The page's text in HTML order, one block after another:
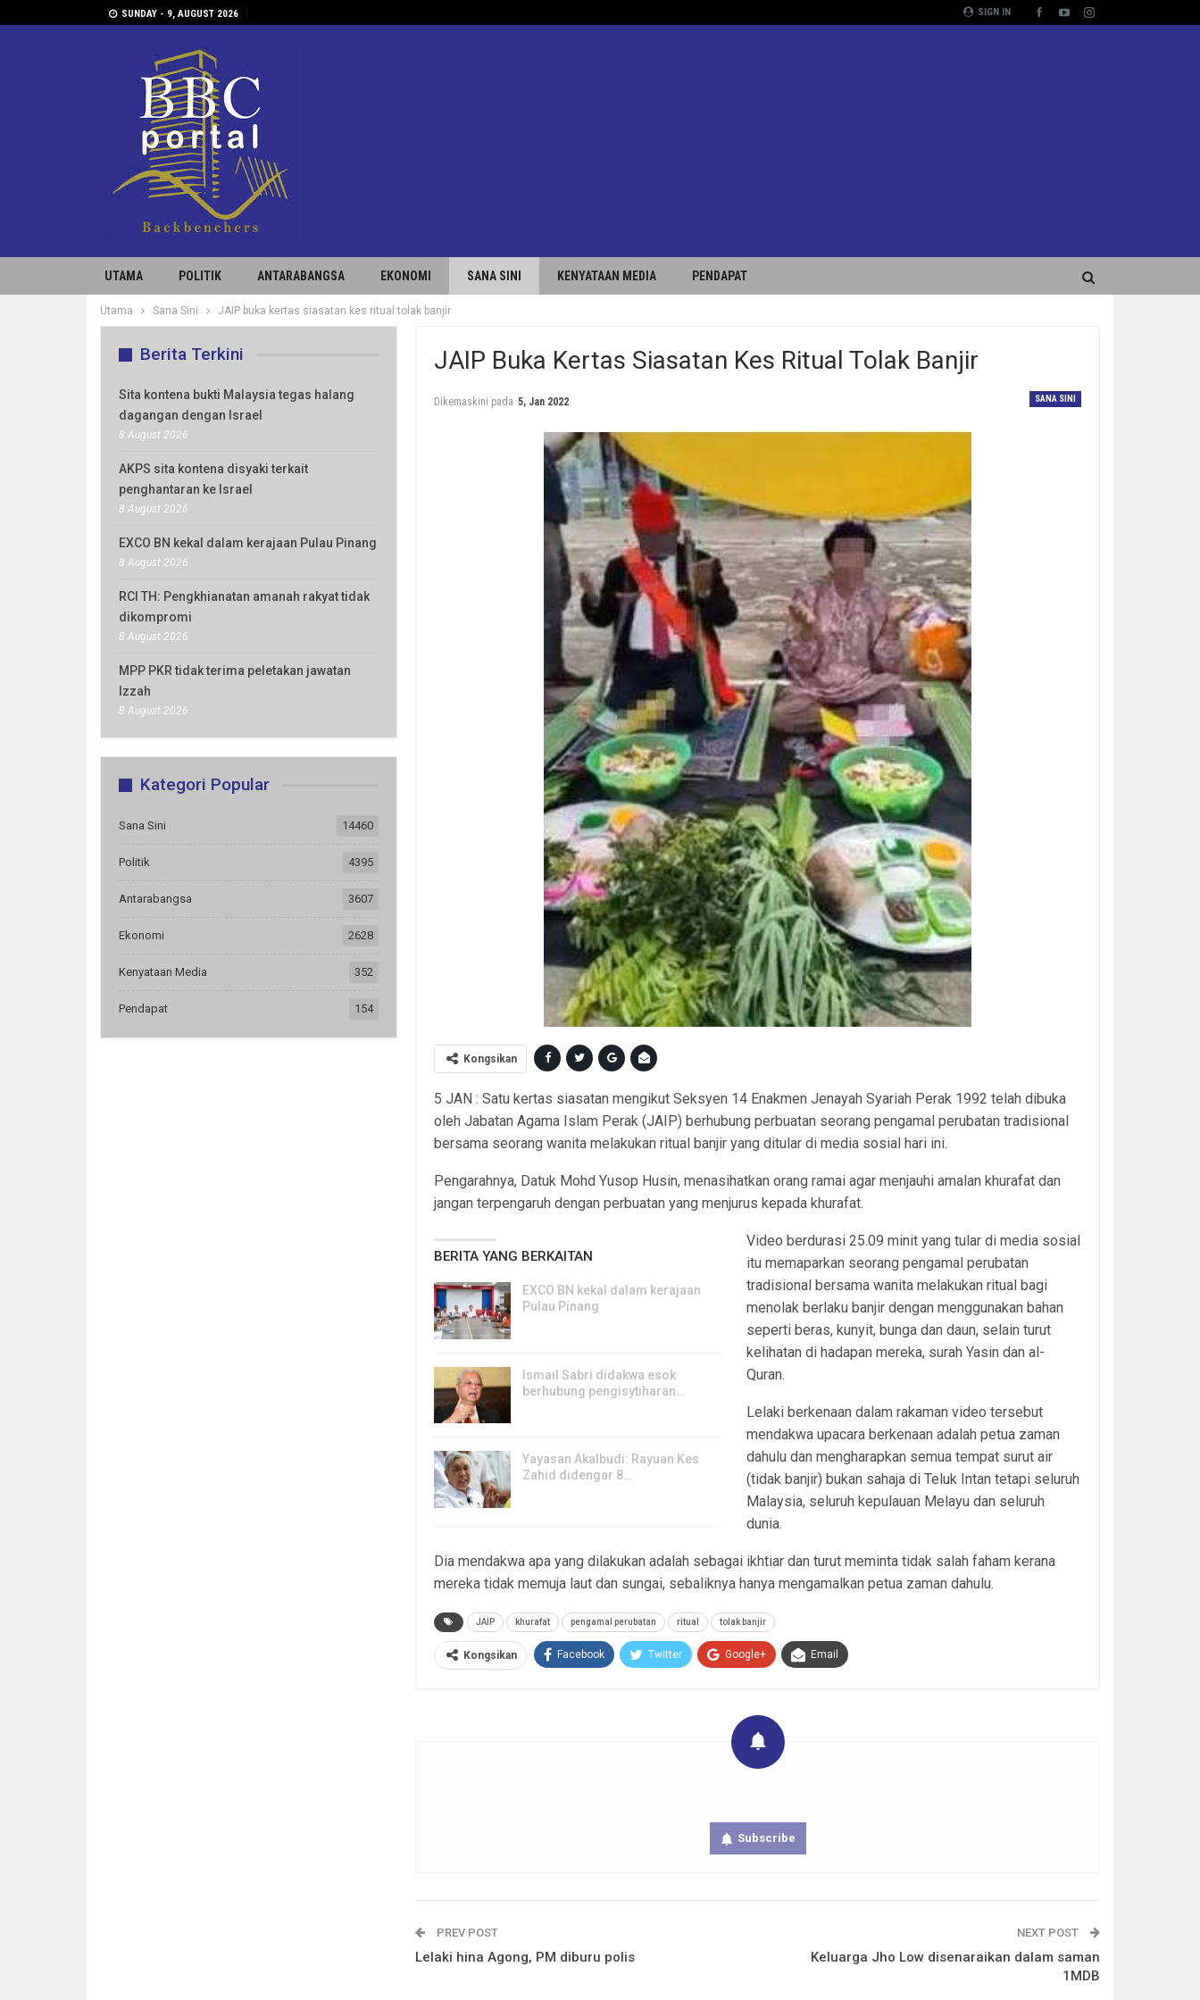
SIGN IN
SUNDAY - 9, AUGUST 2026
UTAMA POLITIK ANTARABANGSA EKONOMI SANA SINI KENYATAAN MEDIA PENDAPAT
Utama Sana Sini JAIP buka kertas siasatan kes ritual tolak banjir
JAIP Buka Kertas Siasatan Kes Ritual Tolak Banjir
SANA SINI
Dikemaskini pada 5, Jan 2022
Kongsikan
5 JAN : Satu kertas siasatan mengikut Seksyen 14 Enakmen Jenayah Syariah Perak 1992 telah dibuka
oleh Jabatan Agama Islam Perak (JAIP) berhubung perbuatan seorang pengamal perubatan tradisional
bersama seorang wanita melakukan ritual banjir yang ditular di media sosial hari ini.
Pengarahnya, Datuk Mohd Yusop Husin, menasihatkan orang ramai agar menjauhi amalan khurafat dan
jangan terpengaruh dengan perbuatan yang menjurus kepada khurafat.
BERITA YANG BERKAITAN
EXCO BN kekal dalam kerajaan
Pulau Pinang
Ismail Sabri didakwa esok
berhubung pengisytiharan…
Yayasan Akalbudi: Rayuan Kes
Zahid didengar 8…
Video berdurasi 25.09 minit yang tular di media sosial
itu memaparkan seorang pengamal perubatan
tradisional bersama wanita melakukan ritual bagi
menolak berlaku banjir dengan menggunakan bahan
seperti beras, kunyit, bunga dan daun, selain turut
kelihatan di hadapan mereka, surah Yasin dan al-
Quran.
Lelaki berkenaan dalam rakaman video tersebut
mendakwa upacara berkenaan adalah petua zaman
dahulu dan mengharapkan semua tempat surut air
(tidak banjir) bukan sahaja di Teluk Intan tetapi seluruh
Malaysia, seluruh kepulauan Melayu dan seluruh
dunia.
Dia mendakwa apa yang dilakukan adalah sebagai ikhtiar dan turut meminta tidak salah faham kerana
mereka tidak memuja laut dan sungai, sebaliknya hanya mengamalkan petua zaman dahulu.
JAIP khurafat pengamal perubatan ritual tolak banjir
Kongsikan Facebook Twitter Google+ Email
Subscribe
PREV POST
Lelaki hina Agong, PM diburu polis
NEXT POST
Keluarga Jho Low disenaraikan dalam saman
1MDB
Berita Terkini
Sita kontena bukti Malaysia tegas halang
dagangan dengan Israel
8 August 2026
AKPS sita kontena disyaki terkait
penghantaran ke Israel
8 August 2026
EXCO BN kekal dalam kerajaan Pulau Pinang
8 August 2026
RCI TH: Pengkhianatan amanah rakyat tidak
dikompromi
8 August 2026
MPP PKR tidak terima peletakan jawatan
Izzah
8 August 2026
Kategori Popular
Sana Sini 14460
Politik 4395
Antarabangsa 3607
Ekonomi 2628
Kenyataan Media 352
Pendapat 154